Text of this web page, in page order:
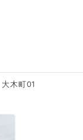
大木町01